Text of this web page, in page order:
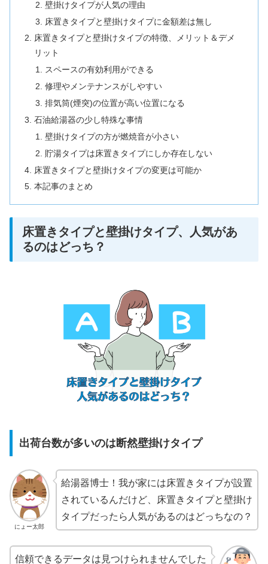
壁掛けタイプが人気の理由
床置きタイプと壁掛けタイプに金額差は無し
床置きタイプと壁掛けタイプの特徴、メリット＆デメ
リット
スペースの有効利用ができる
修理やメンテナンスがしやすい
排気筒(煙突)の位置が高い位置になる
石油給湯器の少し特殊な事情
壁掛けタイプの方が燃焼音が小さい
貯湯タイプは床置きタイプにしか存在しない
床置きタイプと壁掛けタイプの変更は可能か
本記事のまとめ
床置きタイプと壁掛けタイプ、人気があ
るのはどっち？
出荷台数が多いのは断然壁掛けタイプ
にょー太郎
給湯器博士！我が家には床置きタイプが設置
されているんだけど、床置きタイプと壁掛け
タイプだったら人気があるのはどっちなの？
信頼できるデータは見つけられませんでした